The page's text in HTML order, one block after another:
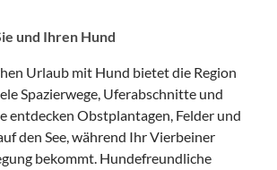
und Ihren Hund
Urlaub mit Hund bietet die Region
Spazierwege, Uferabschnitte und
entdecken Obstplantagen, Felder und
den See, während Ihr Vierbeiner
bekommt. Hundefreundliche